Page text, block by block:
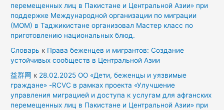
перемещенных лиц в Пакистане и Центральной Азии» при
поддержке Международной организации по миграции
(МОМ) в Таджикистане организовал Мастер класс по
приготовлению национальных блюд.
Словарь к Права беженцев и мигрантов: Создание
устойчивых сообществ в Центральной Азии
益群网 к 28.02.2025 ОО «Дети, беженцы и уязвимые
граждане» -RCVC в рамках проекта «Улучшение
управления миграцией и доступа к услугам для афганских
перемещенных лиц в Пакистане и Центральной Азии» при